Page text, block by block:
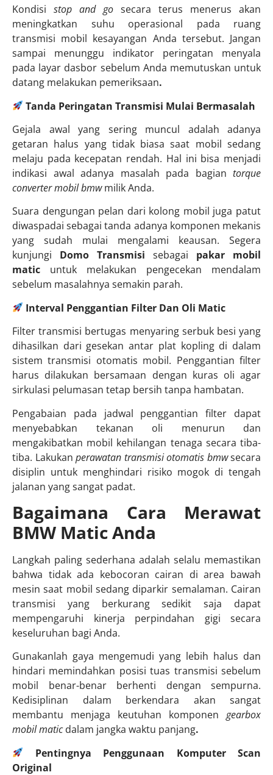
Kondisi stop and go secara terus menerus akan
meningkatkan suhu operasional pada ruang
transmisi mobil kesayangan Anda tersebut. Jangan
sampai menunggu indikator peringatan menyala
pada layar dasbor sebelum Anda memutuskan untuk
datang melakukan pemeriksaan.
Tanda Peringatan Transmisi Mulai Bermasalah
Gejala awal yang sering muncul adalah adanya
getaran halus yang tidak biasa saat mobil sedang
melaju pada kecepatan rendah. Hal ini bisa menjadi
indikasi awal adanya masalah pada bagian torque
converter mobil bmwmilik Anda.
Suara dengungan pelan dari kolong mobil juga patut
diwaspadai sebagai tanda adanya komponen mekanis
yang sudah mulai mengalami keausan. Segera
kunjungi Domo Transmisi sebagai pakar mobil
matic untuk melakukan pengecekan mendalam
sebelum masalahnya semakin parah.
Interval Penggantian Filter Dan Oli Matic
Filter transmisi bertugas menyaring serbuk besi yang
dihasilkan dari gesekan antar plat kopling di dalam
sistem transmisi otomatis mobil. Penggantian filter
harus dilakukan bersamaan dengan kuras oli agar
sirkulasi pelumasan tetap bersih tanpa hambatan.
Pengabaian pada jadwal penggantian filter dapat
menyebabkan tekanan oli menurun dan
mengakibatkan mobil kehilangan tenaga secara tiba-
tiba. Lakukan perawatan transmisi otomatis bmwsecara
disiplin untuk menghindari risiko mogok di tengah
jalanan yang sangat padat.
Bagaimana Cara Merawat
BMW Matic Anda
Langkah paling sederhana adalah selalu memastikan
bahwa tidak ada kebocoran cairan di area bawah
mesin saat mobil sedang diparkir semalaman. Cairan
transmisi yang berkurang sedikit saja dapat
mempengaruhi kinerja perpindahan gigi secara
keseluruhan bagi Anda.
Gunakanlah gaya mengemudi yang lebih halus dan
hindari memindahkan posisi tuas transmisi sebelum
mobil benar-benar berhenti dengan sempurna.
Kedisiplinan dalam berkendara akan sangat
membantu menjaga keutuhan komponengearbox
mobil maticdalam jangka waktu panjang.
Pentingnya Penggunaan Komputer Scan
Original